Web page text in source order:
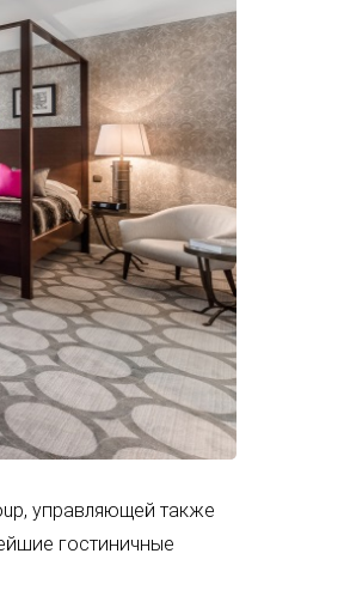
управляющей также
гостиничные